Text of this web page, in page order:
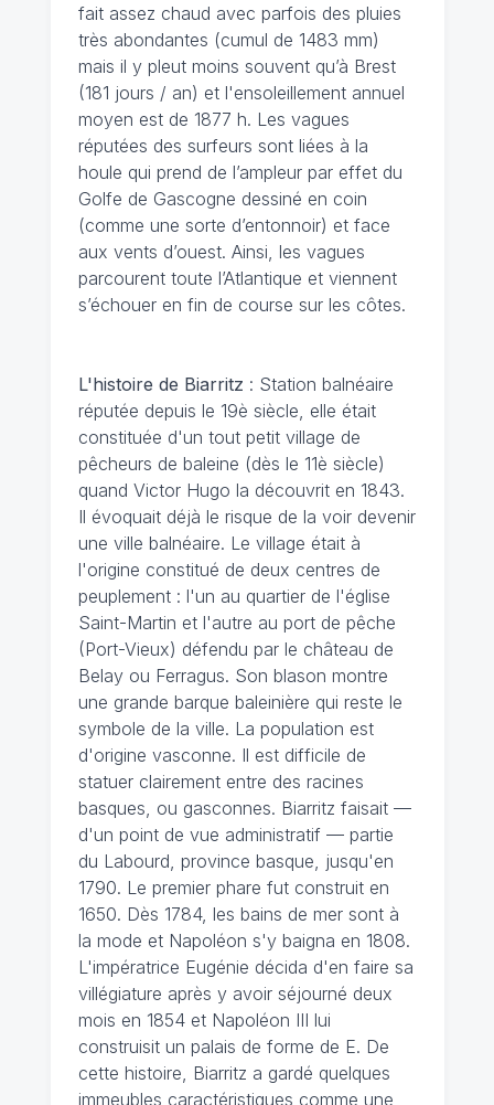
fait assez chaud avec parfois des pluies
très abondantes (cumul de 1483 mm)
mais il y pleut moins souvent qu’à Brest
(181 jours / an) et l'ensoleillement annuel
moyen est de 1877 h. Les vagues
réputées des surfeurs sont liées à la
houle qui prend de l’ampleur par effet du
Golfe de Gascogne dessiné en coin
(comme une sorte d’entonnoir) et face
aux vents d’ouest. Ainsi, les vagues
parcourent toute l’Atlantique et viennent
s’échouer en fin de course sur les côtes.
L'histoire de Biarritz : Station balnéaire
réputée depuis le 19è siècle, elle était
constituée d'un tout petit village de
pêcheurs de baleine (dès le 11è siècle)
quand Victor Hugo la découvrit en 1843.
Il évoquait déjà le risque de la voir devenir
une ville balnéaire. Le village était à
l'origine constitué de deux centres de
peuplement : l'un au quartier de l'église
Saint-Martin et l'autre au port de pêche
(Port-Vieux) défendu par le château de
Belay ou Ferragus. Son blason montre
une grande barque baleinière qui reste le
symbole de la ville. La population est
d'origine vasconne. Il est difficile de
statuer clairement entre des racines
basques, ou gasconnes. Biarritz faisait —
d'un point de vue administratif — partie
du Labourd, province basque, jusqu'en
1790. Le premier phare fut construit en
1650. Dès 1784, les bains de mer sont à
la mode et Napoléon s'y baigna en 1808.
L'impératrice Eugénie décida d'en faire sa
villégiature après y avoir séjourné deux
mois en 1854 et Napoléon III lui
construisit un palais de forme de E. De
cette histoire, Biarritz a gardé quelques
immeubles caractéristiques comme une